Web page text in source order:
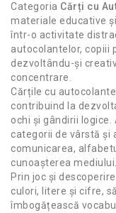
Categoria Cărți cu
materiale educative
într-o activitate
autocolantelor, copiii
dezvoltându-și
concentrare.
Cărțile cu
contribuind la
ochi și gândirii
categorii de vârstă și
comunicarea,
cunoașterea mediului.
Prin joc și
culori, litere și cifre,
îmbogățească